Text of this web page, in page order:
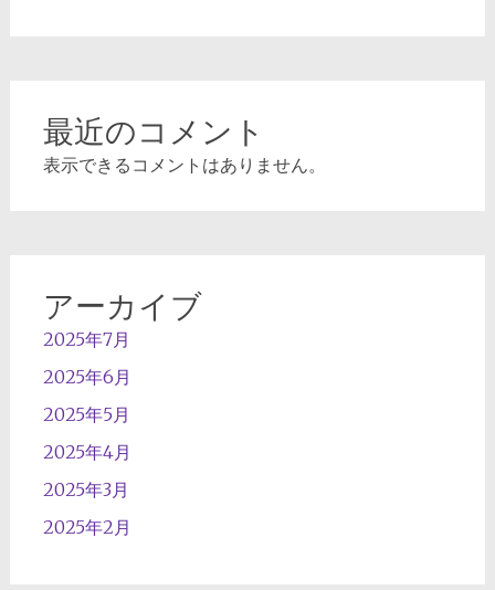
最近のコメント
表示できるコメントはありません。
アーカイブ
2025年7月
2025年6月
2025年5月
2025年4月
2025年3月
2025年2月